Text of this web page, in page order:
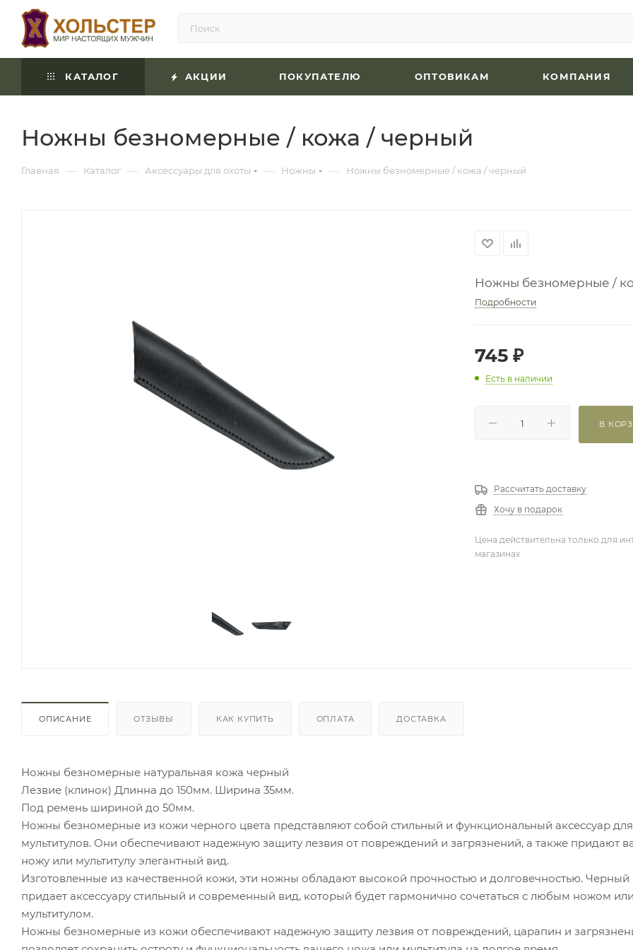
КАТАЛОГ АКЦИИ ПОКУПАТЕЛЮ ОПТОВИКАМ КОМПАНИЯ
Ножны безномерные / кожа / черный
Главная — Каталог — Аксессуары для охоты — Ножны — Ножны безномерные / кожа / черный
Ножны безномерные /
Подробности
745 ₽
Есть в наличии
В
Рассчитать доставку
Хочу в подарок
Цена действительна только для
магазинах
ОПИСАНИЕ ОТЗЫВЫ КАК КУПИТЬ ОПЛАТА ДОСТАВКА
Ножны безномерные натуральная кожа черный
Лезвие (клинок) Длинна до 150мм. Ширина 35мм.
Под ремень шириной до 50мм.
Ножны безномерные из кожи черного цвета представляют собой стильный и функциональный аксессуар
мультитулов. Они обеспечивают надежную защиту лезвия от повреждений и загрязнений, а также придают
ножу или мультитулу элегантный вид.
Изготовленные из качественной кожи, эти ножны обладают высокой прочностью и долговечностью. Черный
придает аксессуару стильный и современный вид, который будет гармонично сочетаться с любым ножом
мультитулом.
Ножны безномерные из кожи обеспечивают надежную защиту лезвия от повреждений, царапин и